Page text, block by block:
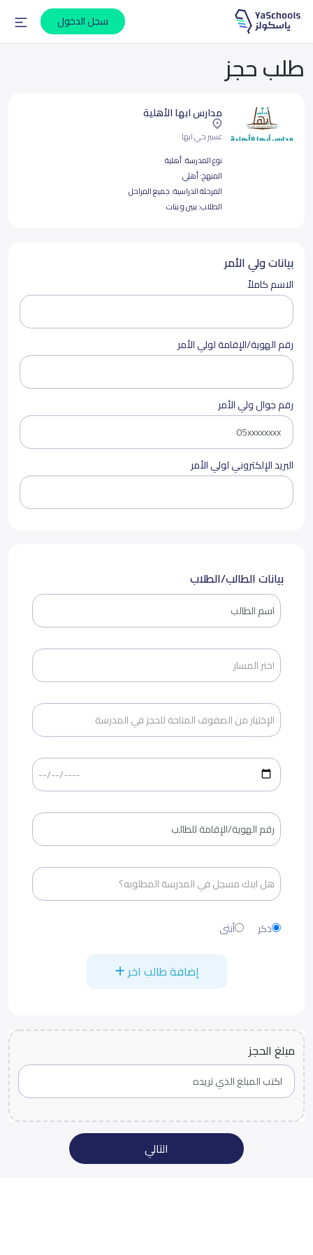
سجل الدخول
طلب حجز
مدارس ابها الأهلية
عسير حي ابها
نوع المدرسة:أهلية
المنهج:أهلي
المرحلة الدراسية: جميع المراحل
الطلاب: بنين و بنات
بيانات ولي الأمر
الاسم كاملاً
رقم الهوية/الإقامة لولي الأمر
رقم جوال ولي الأمر
البريد الإلكتروني لولي الأمر
بيانات الطالب/الطلاب
ذكر أنثى
إضافة طالب اخر
مبلغ الحجز
التالي